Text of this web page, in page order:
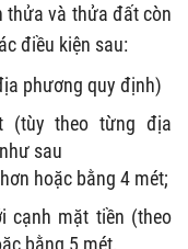
thửa và thửa đất còn
điều kiện sau:
phương quy định)
(tùy theo từng địa
sau
hoặc bằng 4 mét;
cạnh mặt tiền (theo
bằng 5 mét.